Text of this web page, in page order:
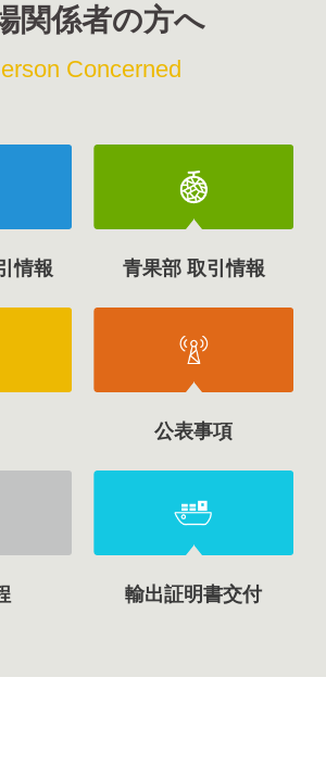
関係者の方へ
Concerned
情報 青果部 取引情報
公表事項
輸出証明書交付